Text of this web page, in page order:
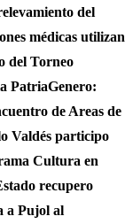
del
médicas utilizan
del Torneo
PatriaGenero:
de Areas de
Valdés participo
Cultura en
recupero
a Pujol al